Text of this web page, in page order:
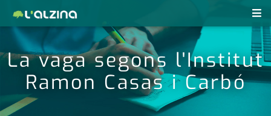
notícies
últimes notícies
activitats
revistes pdf
anunciants
La vaga segons l'Institut
Ramon Casas i Carbó